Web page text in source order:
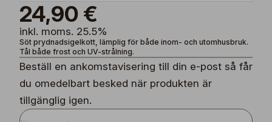
24,90 €
inkl. moms. 25.5%
Söt prydnadsigelkott, lämplig för både inom- och utomhusbruk.
Tål både frost och UV-strålning.
Beställ en ankomstavisering till din e-post så får
du omedelbart besked när produkten är
tillgänglig igen.